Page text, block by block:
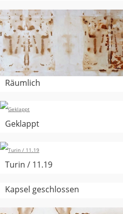
Räumlich
Geklappt
Turin / 11.19
Kapsel geschlossen